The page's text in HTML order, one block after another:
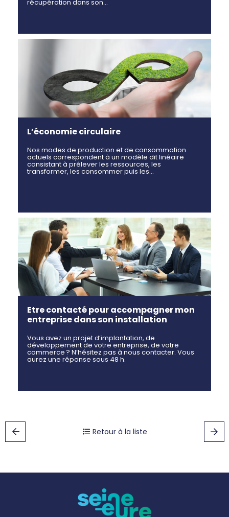
récupération dans son…
L’économie circulaire
Nos modes de production et de consommation
actuels correspondent à un modèle dit linéaire
consistant à prélever les ressources, les
transformer, les consommer puis les…
Etre contacté pour accompagner mon
entreprise dans son installation
Vous avez un projet d’implantation, de
développement de votre entreprise, de votre
commerce ? N’hésitez pas à nous contacter. Vous
aurez une réponse sous 48 h.
Retour à la liste